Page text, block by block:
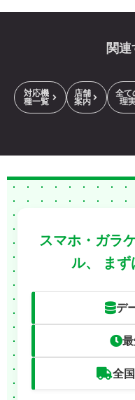
関
対応機
種一覧
店舗
案内
全て
理
スマホ・ガラ
ル、
ま
デ
全